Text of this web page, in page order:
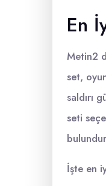
En
Metin2
set,
saldırı
seti
İşte en